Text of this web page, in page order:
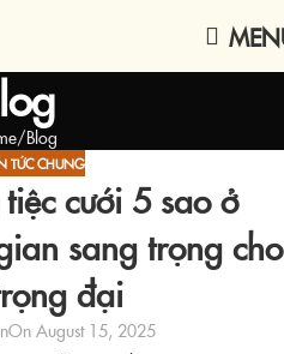
Blog
TỨC CHUNG
cưới 5 sao ở
sang trọng cho
đại
On August 15, 2025